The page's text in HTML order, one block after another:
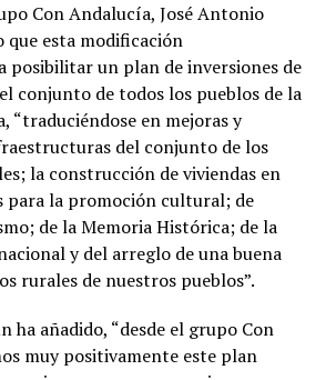
Con Andalucía, José Antonio
que esta modificación
posibilitar un plan de inversiones de
conjunto de todos los pueblos de la
“traduciéndose en mejoras y
del conjunto de los
la construcción de viviendas en
para la promoción cultural; de
de la Memoria Histórica; de la
y del arreglo de una buena
rurales de nuestros pueblos”.
ha añadido, “desde el grupo Con
muy positivamente este plan